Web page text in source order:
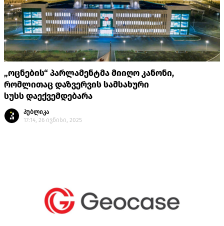
„ოცნების“ პარლამენტმა მიიღო კანონი,
რომლითაც დაზვერვის სამსახური
სუსს დაექვემდებარა
პუბლიკა
17:14, 26 ივნისი, 2025